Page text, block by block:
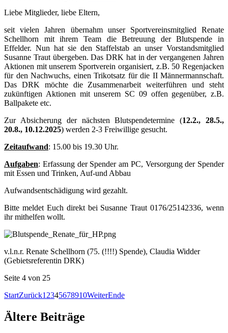
Liebe Mitglieder, liebe Eltern,
seit vielen Jahren übernahm unser Sportvereinsmitglied Renate
Schellhorn mit ihrem Team die Betreuung der Blutspende in
Effelder. Nun hat sie den Staffelstab an unser Vorstandsmitglied
Susanne Traut übergeben. Das DRK hat in der vergangenen Jahren
Aktionen mit unserem Sportverein organisiert, z.B. 50 Regenjacken
für den Nachwuchs, einen Trikotsatz für die II Männermannschaft.
Das DRK möchte die Zusammenarbeit weiterführen und steht
zukünftigen Aktionen mit unserem SC 09 offen gegenüber, z.B.
Ballpakete etc.
Zur Absicherung der nächsten Blutspendetermine (12.2., 28.5.,
20.8., 10.12.2025) werden 2-3 Freiwillige gesucht.
Zeitaufwand: 15.00 bis 19.30 Uhr.
Aufgaben: Erfassung der Spender am PC, Versorgung der Spender
mit Essen und Trinken, Auf-und Abbau
Aufwandsentschädigung wird gezahlt.
Bitte meldet Euch direkt bei Susanne Traut 0176/25142336, wenn
ihr mithelfen wollt.
v.l.n.r. Renate Schellhorn (75. (!!!!) Spende), Claudia Widder
(Gebietsreferentin DRK)
Seite 4 von 25
StartZurück1 2345678910WeiterEnde
Ältere Beiträge